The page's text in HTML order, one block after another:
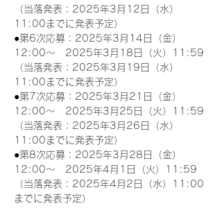
（当落発表：2025年3月12日（水）
11:00までに発表予定）
●第6次応募：2025年3月14日（金）
12:00～　2025年3月18日（火）11:59
（当落発表：2025年3月19日（水）
11:00までに発表予定）
●第7次応募：2025年3月21日（金）
12:00～　2025年3月25日（火）11:59
（当落発表：2025年3月26日（水）
11:00までに発表予定）
●第8次応募：2025年3月28日（金）
12:00～　2025年4月1日（火）11:59
（当落発表：2025年4月2日（水）11:00
までに発表予定）